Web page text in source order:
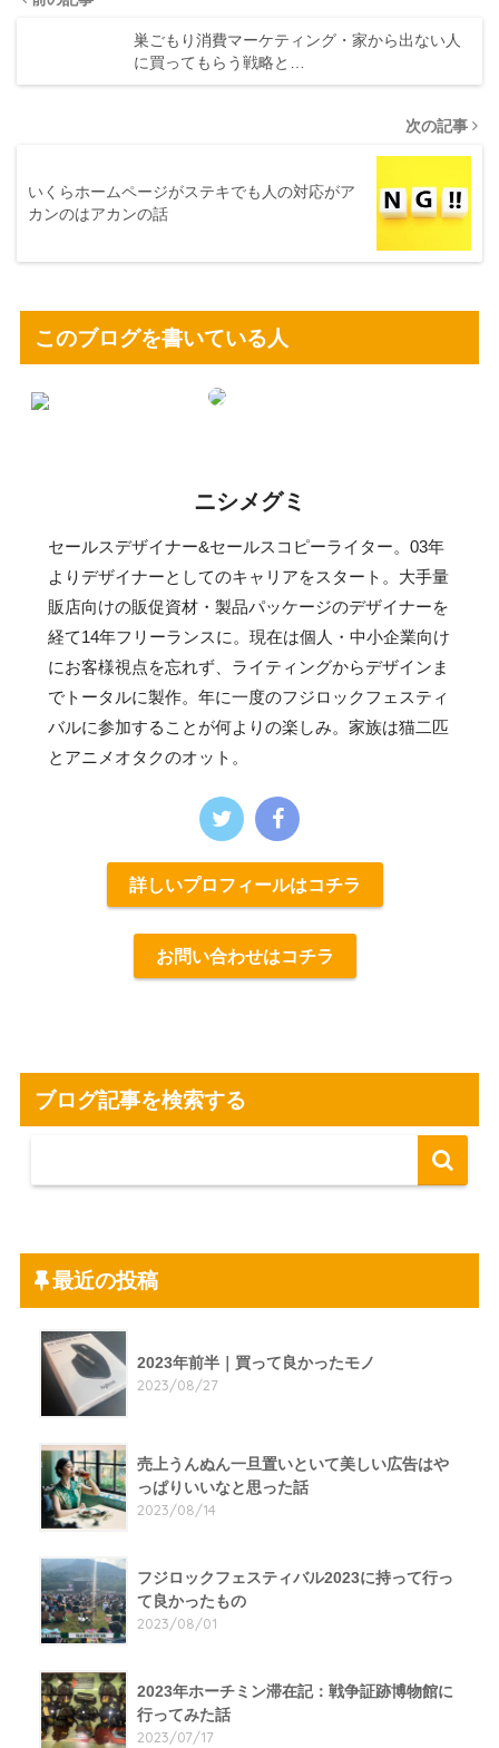
巣ごもり消費マーケティング・家から出ない人
に買ってもらう戦略と…
次の記事
いくらホームページがステキでも人の対応がア
カンのはアカンの話
このブログを書いている人
ニシメグミ
セールスデザイナー&セールスコピーライター。03年
よりデザイナーとしてのキャリアをスタート。大手量
販店向けの販促資材・製品パッケージのデザイナーを
経て14年フリーランスに。現在は個人・中小企業向け
にお客様視点を忘れず、ライティングからデザインま
でトータルに製作。年に一度のフジロックフェスティ
バルに参加することが何よりの楽しみ。家族は猫二匹
とアニメオタクのオット。
詳しいプロフィールはコチラ
お問い合わせはコチラ
ブログ記事を検索する
最近の投稿
2023年前半｜買って良かったモノ
2023/08/27
売上うんぬん一旦置いといて美しい広告はや
っぱりいいなと思った話
2023/08/14
フジロックフェスティバル2023に持って行っ
て良かったもの
2023/08/01
2023年ホーチミン滞在記：戦争証跡博物館に
行ってみた話
2023/07/17